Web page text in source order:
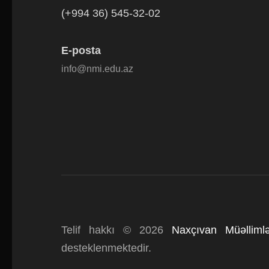
(+994 36) 545-32-02
E-posta
info@nmi.edu.az
Telif hakkı © 2026 Naxçıvan
desteklenmektedir.